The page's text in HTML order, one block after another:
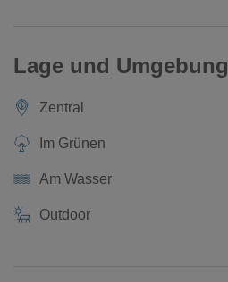
Lage und Umgebung
Zentral
Im Grünen
Am Wasser
Outdoor